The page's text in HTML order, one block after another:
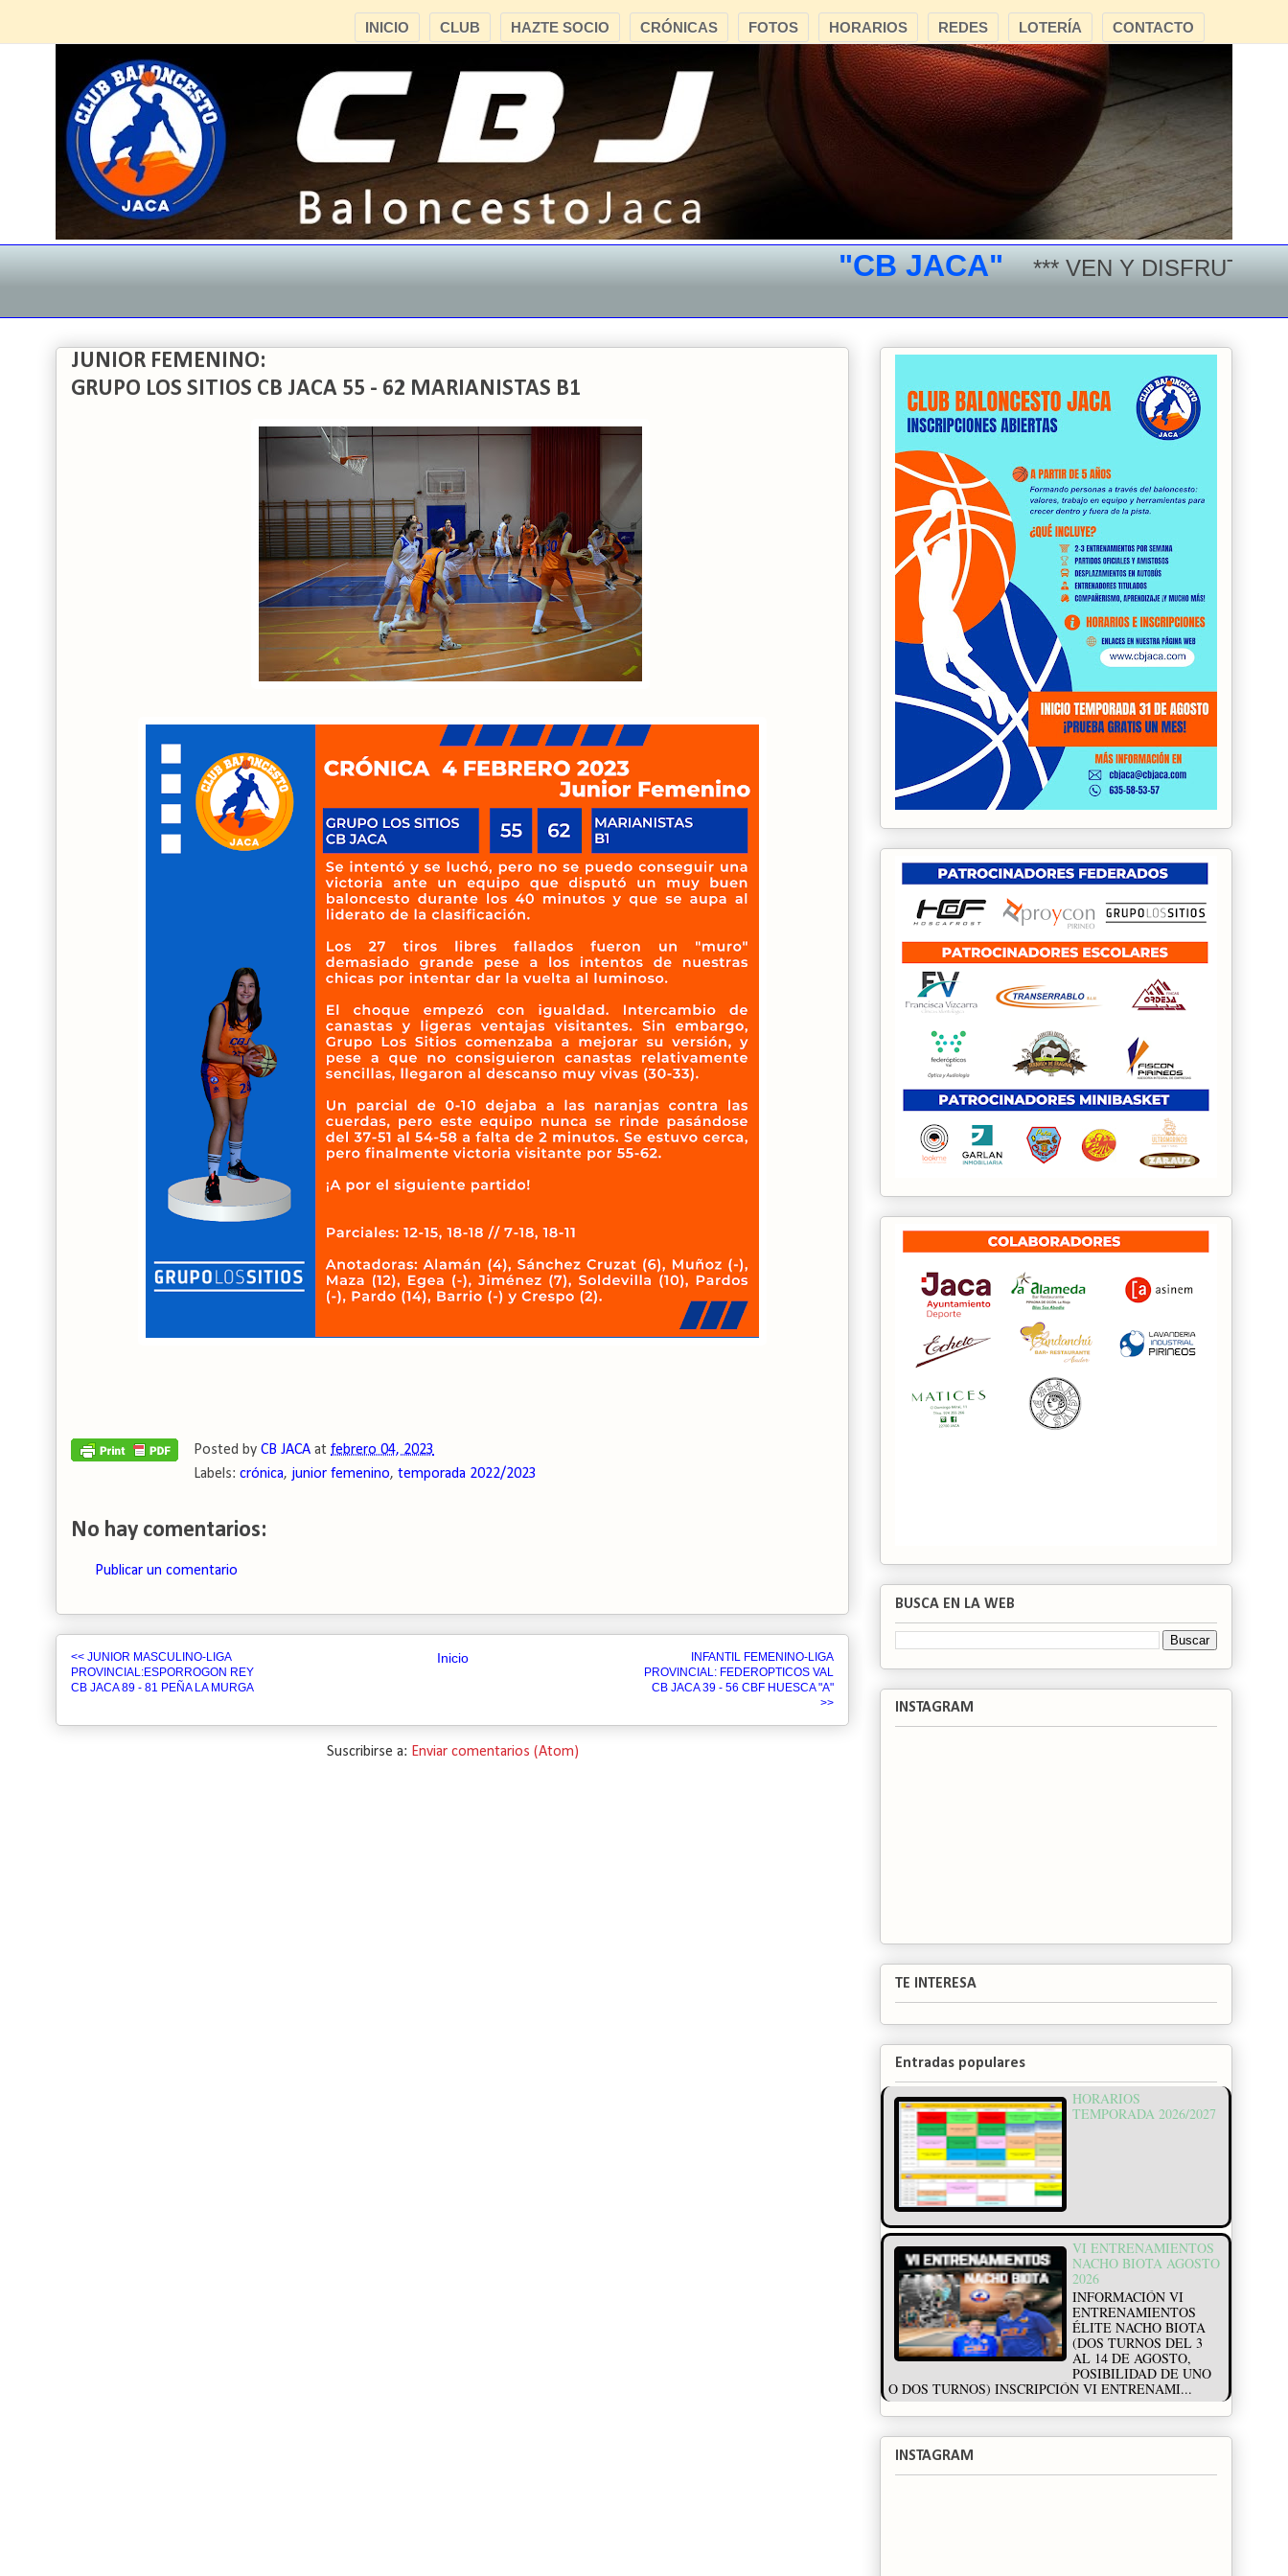
CONTACTO
LOTERÍA
REDES
HORARIOS
FOTOS
CRÓNICAS
HAZTE SOCIO
CLUB
INICIO
"CB JACA" *** VEN Y DISFRUTA DEL
JUNIOR FEMENINO:
GRUPO LOS SITIOS CB JACA 55 - 62 MARIANISTAS B1
Posted by CB JACA at febrero 04, 2023
Labels: crónica, junior femenino, temporada 2022/2023
No hay comentarios:
Publicar un comentario
<< JUNIOR MASCULINO-LIGA
PROVINCIAL:ESPORROGON REY
CB JACA 89 - 81 PEÑA LA MURGA
INFANTIL FEMENINO-LIGA
PROVINCIAL: FEDEROPTICOS VAL
CB JACA 39 - 56 CBF HUESCA "A"
>>
Inicio
Suscribirse a: Enviar comentarios (Atom)
BUSCA EN LA WEB
INSTAGRAM
TE INTERESA
Entradas populares
HORARIOS
TEMPORADA 2026/2027
VI ENTRENAMIENTOS
NACHO BIOTA AGOSTO
2026
INFORMACIÓN VI
ENTRENAMIENTOS
ÉLITE NACHO BIOTA
(DOS TURNOS DEL 3
AL 14 DE AGOSTO,
POSIBILIDAD DE UNO
O DOS TURNOS) INSCRIPCIÓN VI ENTRENAMI...
INSTAGRAM